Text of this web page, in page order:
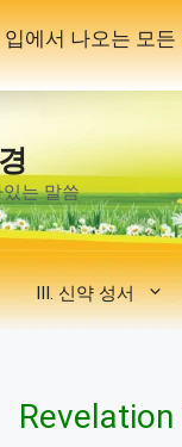
에서 나오는 모
는 말씀
III. 신약 성서
Revelation